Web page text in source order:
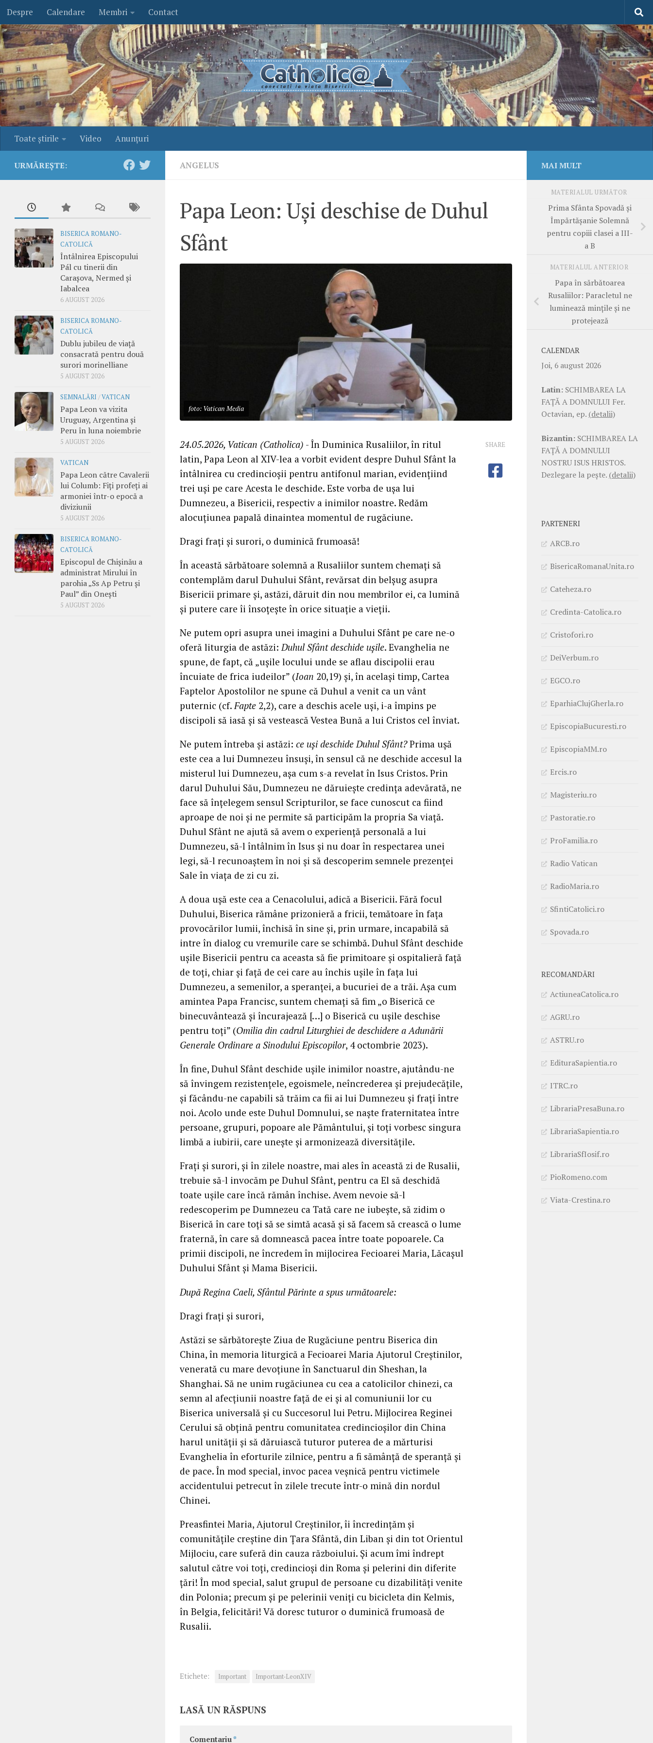
Skip to content
Despre Calendare Membri Contact
Toate ştirile Video Anunţuri
ANGELUS
Papa Leon: Uși deschise de Duhul
Sfânt
foto: Vatican Media
24.05.2026, Vatican (Catholica) - În Duminica Rusaliilor, în ritul
latin, Papa Leon al XIV-lea a vorbit evident despre Duhul Sfânt la
întâlnirea cu credincioșii pentru antifonul marian, evidențiind
trei uși pe care Acesta le deschide. Este vorba de ușa lui
Dumnezeu, a Bisericii, respectiv a inimilor noastre. Redăm
alocuțiunea papală dinaintea momentul de rugăciune.
Dragi frați și surori, o duminică frumoasă!
În această sărbătoare solemnă a Rusaliilor suntem chemați să
contemplăm darul Duhului Sfânt, revărsat din belșug asupra
Bisericii primare și, astăzi, dăruit din nou membrilor ei, ca lumină
și putere care îi însoțește în orice situație a vieții.
Ne putem opri asupra unei imagini a Duhului Sfânt pe care ne-o
oferă liturgia de astăzi:Duhul Sfânt deschide ușile. Evanghelia ne
spune, de fapt, că „ușile locului unde se aflau discipolii erau
încuiate de frica iudeilor” (Ioan 20,19) și, în același timp, Cartea
Faptelor Apostolilor ne spune că Duhul a venit ca un vânt
puternic (cf.Fapte 2,2), care a deschis acele uși, i-a împins pe
discipoli să iasă și să vestească Vestea Bună a lui Cristos cel înviat.
Ne putem întreba și astăzi: ce uși deschide Duhul Sfânt?Prima ușă
este cea a lui Dumnezeu însuși, în sensul că ne deschide accesul la
misterul lui Dumnezeu, așa cum s-a revelat în Isus Cristos. Prin
darul Duhului Său, Dumnezeu ne dăruiește credința adevărată, ne
face să înțelegem sensul Scripturilor, se face cunoscut ca fiind
aproape de noi și ne permite să participăm la propria Sa viață.
Duhul Sfânt ne ajută să avem o experiență personală a lui
Dumnezeu, să-l întâlnim în Isus și nu doar în respectarea unei
legi, să-l recunoaștem în noi și să descoperim semnele prezenței
Sale în viața de zi cu zi.
A doua ușă este cea a Cenacolului, adică a Bisericii. Fără focul
Duhului, Biserica rămâne prizonieră a fricii, temătoare în fața
provocărilor lumii, închisă în sine și, prin urmare, incapabilă să
intre în dialog cu vremurile care se schimbă. Duhul Sfânt deschide
ușile Bisericii pentru ca aceasta să fie primitoare și ospitalieră față
de toți, chiar și față de cei care au închis ușile în fața lui
Dumnezeu, a semenilor, a speranței, a bucuriei de a trăi. Așa cum
amintea Papa Francisc, suntem chemați să fim „o Biserică ce
binecuvântează și încurajează […] o Biserică cu ușile deschise
pentru toți” (Omilia din cadrul Liturghiei de deschidere a Adunării
Generale Ordinare a Sinodului Episcopilor, 4 octombrie 2023).
În fine, Duhul Sfânt deschide ușile inimilor noastre, ajutându-ne
să învingem rezistențele, egoismele, neîncrederea și prejudecățile,
și făcându-ne capabili să trăim ca fii ai lui Dumnezeu și frați între
noi. Acolo unde este Duhul Domnului, se naște fraternitatea între
persoane, grupuri, popoare ale Pământului, și toți vorbesc singura
limbă a iubirii, care unește și armonizează diversitățile.
Frați și surori, și în zilele noastre, mai ales în această zi de Rusalii,
trebuie să-l invocăm pe Duhul Sfânt, pentru ca El să deschidă
toate ușile care încă rămân închise. Avem nevoie să-l
redescoperim pe Dumnezeu ca Tată care ne iubește, să zidim o
Biserică în care toți să se simtă acasă și să facem să crească o lume
fraternă, în care să domnească pacea între toate popoarele. Ca
primii discipoli, ne încredem în mijlocirea Fecioarei Maria, Lăcașul
Duhului Sfânt și Mama Bisericii.
După Regina Caeli, Sfântul Părinte a spus următoarele:
Dragi frați și surori,
Astăzi se sărbătorește Ziua de Rugăciune pentru Biserica din
China, în memoria liturgică a Fecioarei Maria Ajutorul Creștinilor,
venerată cu mare devoțiune în Sanctuarul din Sheshan, la
Shanghai. Să ne unim rugăciunea cu cea a catolicilor chinezi, ca
semn al afecțiunii noastre față de ei și al comuniunii lor cu
Biserica universală și cu Succesorul lui Petru. Mijlocirea Reginei
Cerului să obțină pentru comunitatea credincioșilor din China
harul unității și să dăruiască tuturor puterea de a mărturisi
Evanghelia în eforturile zilnice, pentru a fi sămânță de speranță și
de pace. În mod special, invoc pacea veșnică pentru victimele
accidentului petrecut în zilele trecute într-o mină din nordul
Chinei.
Preasfintei Maria, Ajutorul Creștinilor, îi încredințăm și
comunitățile creștine din Țara Sfântă, din Liban și din tot Orientul
Mijlociu, care suferă din cauza războiului. Și acum îmi îndrept
salutul către voi toți, credincioși din Roma și pelerini din diferite
țări! În mod special, salut grupul de persoane cu dizabilități venite
din Polonia; precum și pe pelerinii veniți cu bicicleta din Kelmis,
în Belgia, felicitări! Vă doresc tuturor o duminică frumoasă de
Rusalii.
SHARE
Etichete: Important Important-LeonXIV
LASĂ UN RĂSPUNS
Comentariu *
URMĂREȘTE:
BISERICA ROMANO-
CATOLICĂ
Întâlnirea Episcopului
Pál cu tinerii din
Carașova, Nermed și
Iabalcea
6 AUGUST 2026
BISERICA ROMANO-
CATOLICĂ
Dublu jubileu de viață
consacrată pentru două
surori morinelliane
5 AUGUST 2026
SEMNALĂRI /VATICAN
Papa Leon va vizita
Uruguay, Argentina și
Peru în luna noiembrie
5 AUGUST 2026
VATICAN
Papa Leon către Cavalerii
lui Columb: Fiți profeți ai
armoniei într-o epocă a
diviziunii
5 AUGUST 2026
BISERICA ROMANO-
CATOLICĂ
Episcopul de Chișinău a
administrat Mirului în
parohia „Ss Ap Petru și
Paul” din Onești
5 AUGUST 2026
MAI MULT
MATERIALUL URMĂTOR
Prima Sfânta Spovadă și
Împărtășanie Solemnă
pentru copiii clasei a III-
a B
MATERIALUL ANTERIOR
Papa în sărbătoarea
Rusaliilor: Paracletul ne
luminează mințile și ne
protejează
CALENDAR
Joi, 6 august 2026
Latin: SCHIMBAREA LA
FAŢĂ A DOMNULUI Fer.
Octavian, ep. (detalii)
Bizantin: SCHIMBAREA LA
FAŢĂ A DOMNULUI
NOSTRU ISUS HRISTOS.
Dezlegare la pește. (detalii)
PARTENERI
ARCB.ro
BisericaRomanaUnita.ro
Cateheza.ro
Credinta-Catolica.ro
Cristofori.ro
DeiVerbum.ro
EGCO.ro
EparhiaClujGherla.ro
EpiscopiaBucuresti.ro
EpiscopiaMM.ro
Ercis.ro
Magisteriu.ro
Pastoratie.ro
ProFamilia.ro
Radio Vatican
RadioMaria.ro
SfintiCatolici.ro
Spovada.ro
RECOMANDĂRI
ActiuneaCatolica.ro
AGRU.ro
ASTRU.ro
EdituraSapientia.ro
ITRC.ro
LibrariaPresaBuna.ro
LibrariaSapientia.ro
LibrariaSfIosif.ro
PioRomeno.com
Viata-Crestina.ro